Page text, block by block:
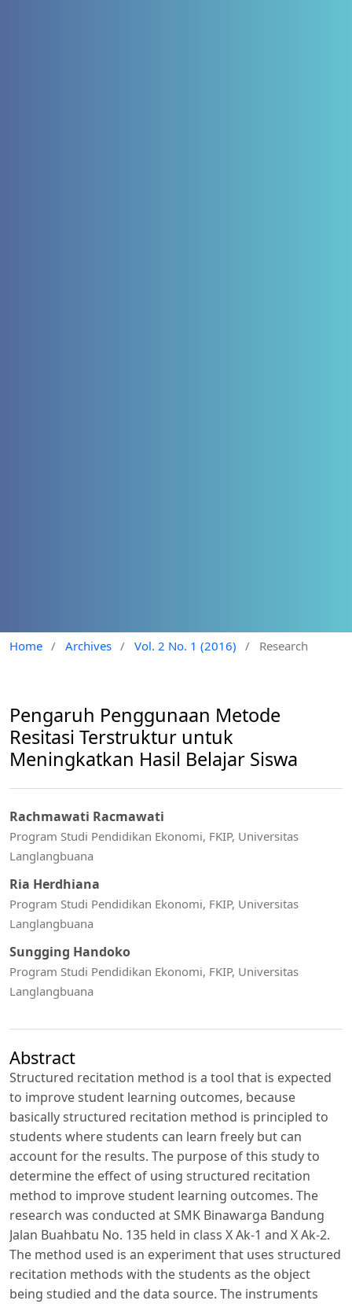
Home / Archives / Vol. 2 No. 1 (2016) / Research
Pengaruh Penggunaan Metode
Resitasi Terstruktur untuk
Meningkatkan Hasil Belajar Siswa
Rachmawati Racmawati
Program Studi Pendidikan Ekonomi, FKIP, Universitas
Langlangbuana
Ria Herdhiana
Program Studi Pendidikan Ekonomi, FKIP, Universitas
Langlangbuana
Sungging Handoko
Program Studi Pendidikan Ekonomi, FKIP, Universitas
Langlangbuana
Abstract
Structured recitation method is a tool that is expected
to improve student learning outcomes, because
basically structured recitation method is principled to
students where students can learn freely but can
account for the results. The purpose of this study to
determine the effect of using structured recitation
method to improve student learning outcomes. The
research was conducted at SMK Binawarga Bandung
Jalan Buahbatu No. 135 held in class X Ak-1 and X Ak-2.
The method used is an experiment that uses structured
recitation methods with the students as the object
being studied and the data source. The instruments